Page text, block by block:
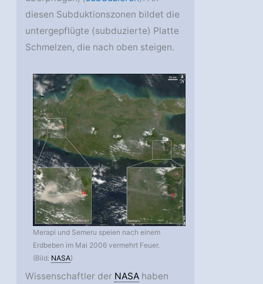
diesen Subduktionszonen bildet die
untergepflügte (subduzierte) Platte
Schmelzen, die nach oben steigen.
Merapi und Semeru speien nach einem
Erdbeben im Mai 2006 vermehrt Feuer.
(Bild: NASA)
Wissenschaftler der NASA haben